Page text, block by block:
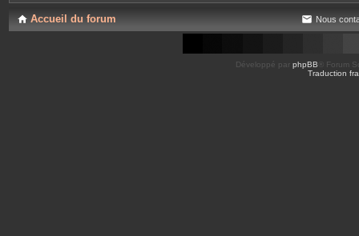
Accueil du forum Nous
Développé par phpBB ® Forum
Traduction